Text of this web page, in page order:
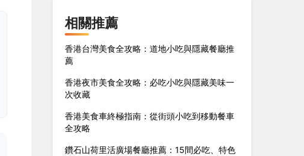
相關推薦
香港台灣美食全攻略：道地小吃與隱藏餐廳推
薦
香港夜市美食全攻略：必吃小吃與隱藏美味一
次收藏
香港美食車終極指南：從街頭小吃到移動餐車
全攻略
鑽石山荷里活廣場餐廳推薦：15間必吃、特色